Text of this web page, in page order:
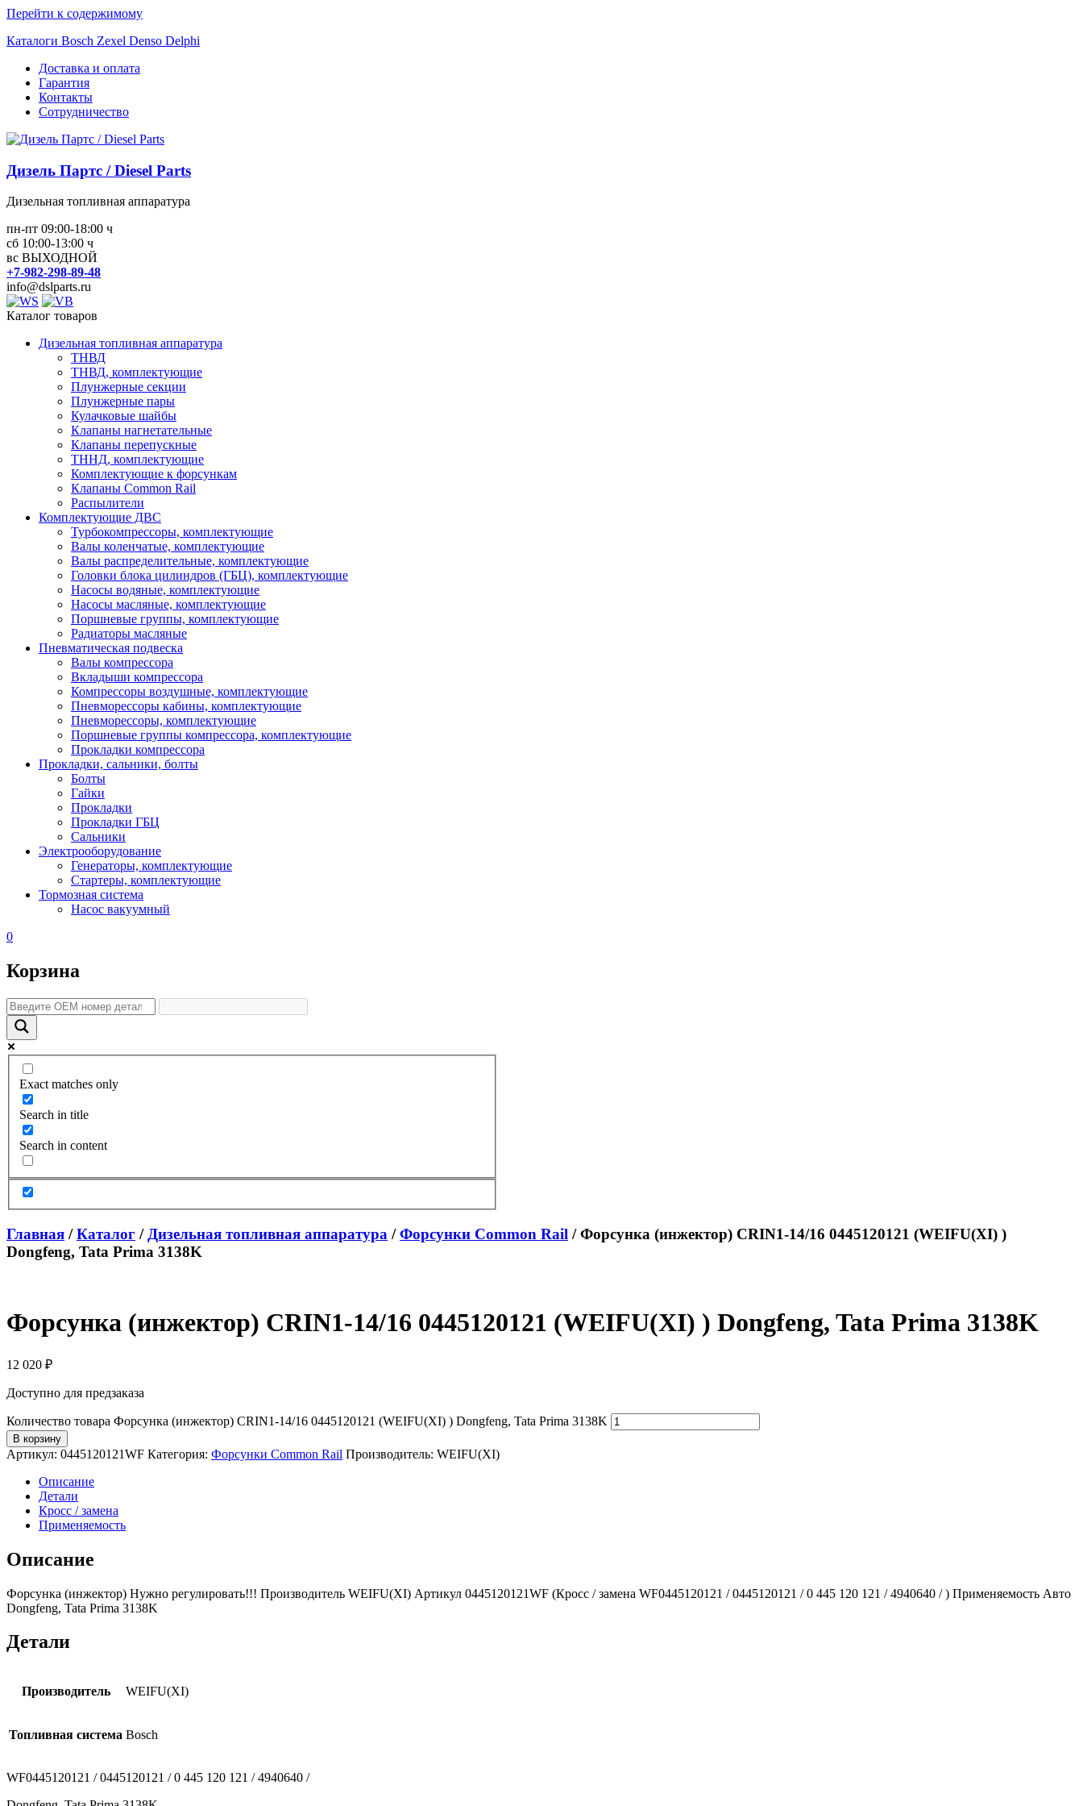
Перейти к содержимому
Каталоги Bosch Zexel Denso Delphi
Доставка и оплата
Гарантия
Контакты
Сотрудничество
Дизель Партс / Diesel Parts
Дизельная топливная аппаратура
пн-пт 09:00-18:00 ч
сб 10:00-13:00 ч
вс ВЫХОДНОЙ
+7-982-298-89-48
info@dslparts.ru
Каталог товаров
Дизельная топливная аппаратура
ТНВД
ТНВД, комплектующие
Плунжерные секции
Плунжерные пары
Кулачковые шайбы
Клапаны нагнетательные
Клапаны перепускные
ТННД, комплектующие
Комплектующие к форсункам
Клапаны Common Rail
Распылители
Комплектующие ДВС
Турбокомпрессоры, комплектующие
Валы коленчатые, комплектующие
Валы распределительные, комплектующие
Головки блока цилиндров (ГБЦ), комплектующие
Насосы водяные, комплектующие
Насосы масляные, комплектующие
Поршневые группы, комплектующие
Радиаторы масляные
Пневматическая подвеска
Валы компрессора
Вкладыши компрессора
Компрессоры воздушные, комплектующие
Пневморессоры кабины, комплектующие
Пневморессоры, комплектующие
Поршневые группы компрессора, комплектующие
Прокладки компрессора
Прокладки, сальники, болты
Болты
Гайки
Прокладки
Прокладки ГБЦ
Сальники
Электрооборудование
Генераторы, комплектующие
Стартеры, комплектующие
Тормозная система
Насос вакуумный
0
Корзина
Exact matches only
Search in title
Search in content
Главная /Каталог / Дизельная топливная аппаратура /Форсунки Common Rail / Форсунка (инжектор) CRIN1-14/16 0445120121 (WEIFU(XI) )
Dongfeng, Tata Prima 3138K
Форсунка (инжектор) CRIN1-14/16 0445120121 (WEIFU(XI) ) Dongfeng, Tata Prima 3138K
12 020 ₽
Доступно для предзаказа
Количество товара Форсунка (инжектор) CRIN1-14/16 0445120121 (WEIFU(XI) ) Dongfeng, Tata Prima 3138K
В корзину
Артикул: 0445120121WF Категория: Форсунки Common Rail Производитель: WEIFU(XI)
Описание
Детали
Кросс / замена
Применяемость
Описание
Форсунка (инжектор) Нужно регулировать!!! Производитель WEIFU(XI) Артикул 0445120121WF (Кросс / замена WF0445120121 / 0445120121 / 0 445 120 121 / 4940640 / ) Применяемость Авто
Dongfeng, Tata Prima 3138K
Детали
Производитель WEIFU(XI)
Топливная система Bosch
WF0445120121 / 0445120121 / 0 445 120 121 / 4940640 /